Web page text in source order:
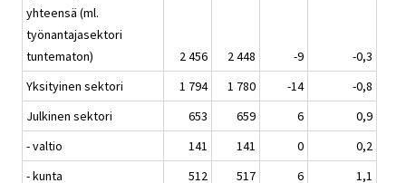
yhteensä (ml.
työnantajasektori
tuntematon)
2 456 2 448 -9
-0,3
Yksityinen sektori
1 794 1 780 -14
-0,8
Julkinen sektori
653 659 6
0,9
- valtio
141 141 0
0,2
- kunta
512 517 6 1,1